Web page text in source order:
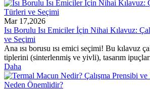
Mar 17,2026
Isı Borulu Isı Emiciler İçin Nihai Kılavuz:
ve Seçimi
Ana ısı borusu ısı emici seçimi! Bu kılavuz
tiplerini (sinterlenmiş ve yivli), tasarım
Daha